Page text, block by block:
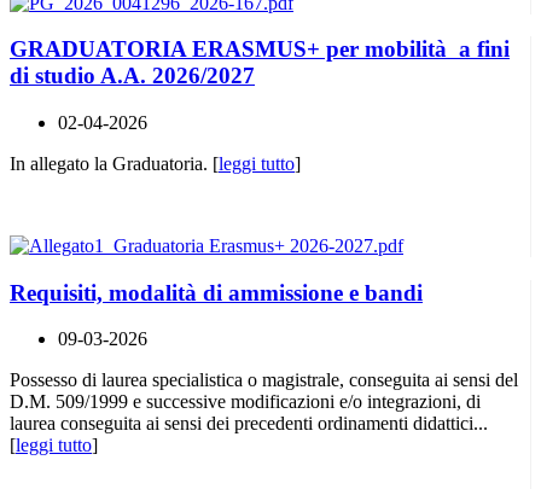
GRADUATORIA ERASMUS+ per mobilità a fini
di studio A.A. 2026/2027
02-04-2026
In allegato la Graduatoria. [leggi tutto]
Requisiti, modalità di ammissione e bandi
09-03-2026
Possesso di laurea specialistica o magistrale, conseguita ai sensi del
D.M. 509/1999 e successive modificazioni e/o integrazioni, di
laurea conseguita ai sensi dei precedenti ordinamenti didattici...
[leggi tutto]